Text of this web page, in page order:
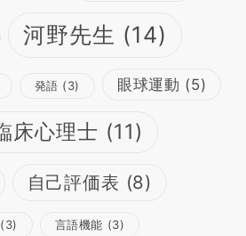
河野先生 (14)
発語 (3) 眼球運動 (5)
床心理士 (11)
自己評価表 (8)
(3) 言語機能 (3)